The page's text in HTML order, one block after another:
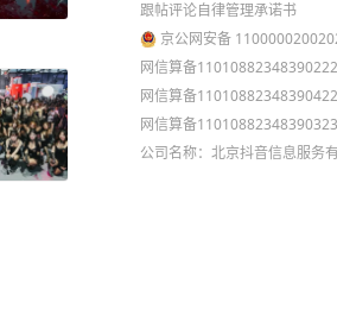
跟帖评论自律管理承诺书
京公网安备
网信算备
网信算备
网信算备
公司名称：北京抖音信息服务